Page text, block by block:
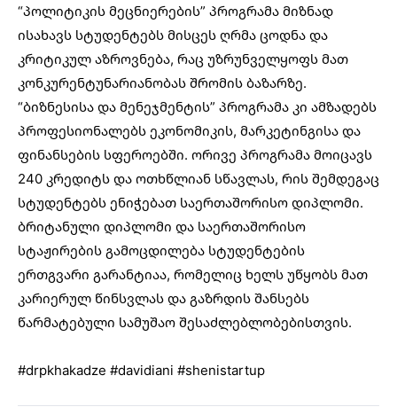
“პოლიტიკის მეცნიერების” პროგრამა მიზნად
ისახავს სტუდენტებს მისცეს ღრმა ცოდნა და
კრიტიკულ აზროვნება, რაც უზრუნველყოფს მათ
კონკურენტუნარიანობას შრომის ბაზარზე.
“ბიზნესისა და მენეჯმენტის” პროგრამა კი ამზადებს
პროფესიონალებს ეკონომიკის, მარკეტინგისა და
ფინანსების სფეროებში. ორივე პროგრამა მოიცავს
240 კრედიტს და ოთხწლიან სწავლას, რის შემდეგაც
სტუდენტებს ენიჭებათ საერთაშორისო დიპლომი.
ბრიტანული დიპლომი და საერთაშორისო
სტაჟირების გამოცდილება სტუდენტების
ერთგვარი გარანტიაა, რომელიც ხელს უწყობს მათ
კარიერულ წინსვლას და გაზრდის შანსებს
წარმატებული სამუშაო შესაძლებლობებისთვის.
#drpkhakadze #davidiani #shenistartup